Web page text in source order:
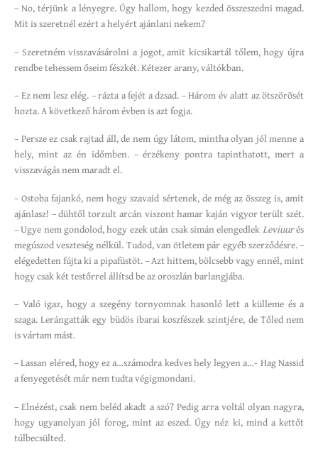
– No, térjünk a lényegre. Úgy hallom, hogy kezded összeszedni magad.
Mit is szeretnél ezért a helyért ajánlani nekem?
– Szeretném visszavásárolni a jogot, amit kicsikartál tőlem, hogy újra
rendbe tehessem őseim fészkét. Kétezer arany, váltókban.
– Ez nem lesz elég. – rázta a fejét a dzsad. – Három év alatt az ötszörösét
hozta. A következő három évben is azt fogja.
– Persze ez csak rajtad áll, de nem úgy látom, mintha olyan jól menne a
hely, mint az én időmben. – érzékeny pontra tapinthatott, mert a
visszavágás nem maradt el.
– Ostoba fajankó, nem hogy szavaid sértenek, de még az összeg is, amit
ajánlasz! – dühtől torzult arcán viszont hamar kaján vigyor terült szét.
– Ugye nem gondolod, hogy ezek után csak simán elengedlek Leviuurés
megúszod veszteség nélkül. Tudod, van ötletem pár egyéb szerződésre. –
elégedetten fújta ki a pipafüstöt. – Azt hittem, bölcsebb vagy ennél, mint
hogy csak két testőrrel állítsd be az oroszlán barlangjába.
– Való igaz, hogy a szegény tornyomnak hasonló lett a külleme és a
szaga. Lerángatták egy büdös ibarai koszfészek szintjére, de Tőled nem
is vártam mást.
– Lassan eléred, hogy ez a…számodra kedves hely legyen a…- Hag Nassid
a fenyegetését már nem tudta végigmondani.
– Elnézést, csak nem beléd akadt a szó? Pedig arra voltál olyan nagyra,
hogy ugyanolyan jól forog, mint az eszed. Úgy néz ki, mind a kettőt
túlbecsülted.